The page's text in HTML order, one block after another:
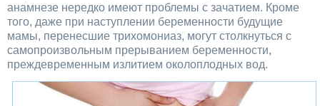
анамнезе нередко имеют проблемы с зачатием. Кроме
того, даже при наступлении беременности будущие
мамы, перенесшие трихомониаз, могут столкнуться с
самопроизвольным прерыванием беременности,
преждевременным излитием околоплодных вод.